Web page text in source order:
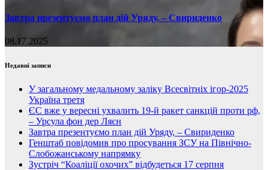
Завтра презентуємо план дій Уряду, – Свириденко
08.17.2025
Недавні записи
У загальному медальному заліку Всесвітніх ігор-2025
Україна третя
ЄС вже у вересні ухвалить 19-й ракет санкцій проти рф,
– Урсула фон дер Ляєн
Завтра презентуємо план дій Уряду, – Свириденко
Генштаб повідомив про просування ЗСУ на Північно-
Слобожанському напрямку
Зустріч “Коаліції охочих” відбудеться 17 серпня